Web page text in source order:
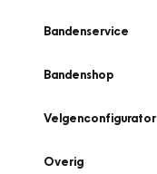
Bandenservice
Bandenshop
Velgenconfigurator
Overig